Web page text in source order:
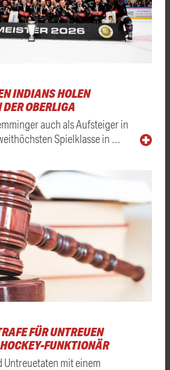
INDIANS HOLEN
OBERLIGA
auch als Aufsteiger in
Spielklasse in …
FÜR UNTREUEN
FUNKTIONÄR
Untreuetaten mit einem